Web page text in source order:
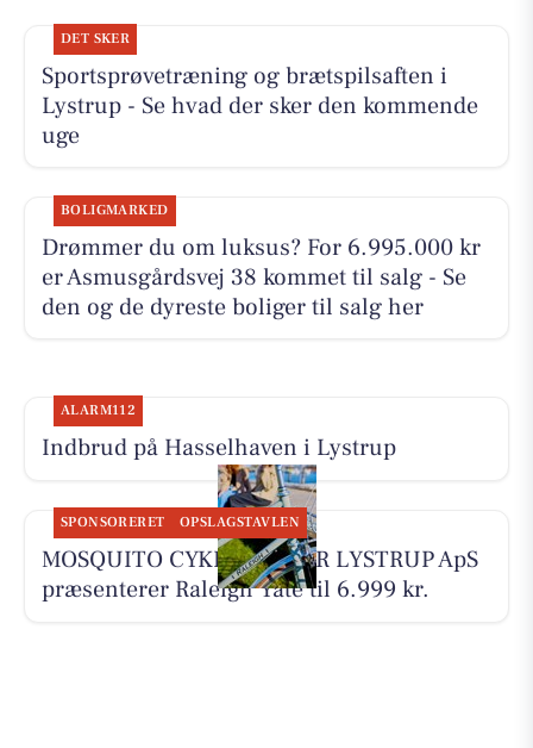
DET SKER
Sportsprøvetræning og brætspilsaften i
Lystrup - Se hvad der sker den kommende
uge
BOLIGMARKED
Drømmer du om luksus? For 6.995.000 kr
er Asmusgårdsvej 38 kommet til salg - Se
den og de dyreste boliger til salg her
ALARM112
Indbrud på Hasselhaven i Lystrup
SPONSORERET OPSLAGSTAVLEN
MOSQUITO CYKELCENTER LYSTRUP ApS
præsenterer Raleigh Yate til 6.999 kr.